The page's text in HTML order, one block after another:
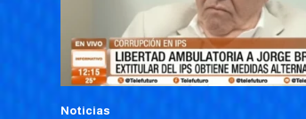
Noticias